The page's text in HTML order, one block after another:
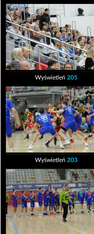
Wyświetleń 205
Wyświetleń 203